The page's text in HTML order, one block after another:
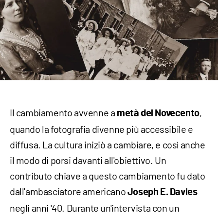
Il cambiamento avvenne a metà del Novecento,
quando la fotografia divenne più accessibile e
diffusa. La cultura iniziò a cambiare, e così anche
il modo di porsi davanti all'obiettivo. Un
contributo chiave a questo cambiamento fu dato
dall'ambasciatore americano Joseph E. Davies
negli anni '40. Durante un'intervista con un